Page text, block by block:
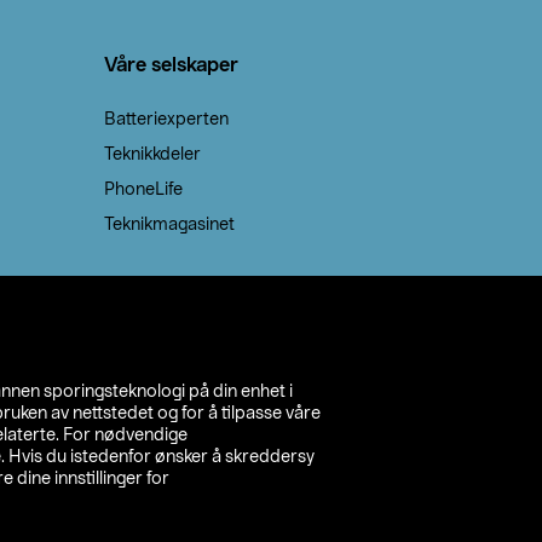
sporingsteknologi på din enhet i
av nettstedet og for å tilpasse våre
For nødvendige
Hvis du istedenfor ønsker å skreddersy
dine innstillinger for
Våre selskaper
Batteriexperten
Teknikkdeler
PhoneLife
Teknikmagasinet